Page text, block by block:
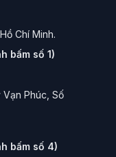
Chí Minh.
bấm số 1)
Phúc, Số
bấm số 4)